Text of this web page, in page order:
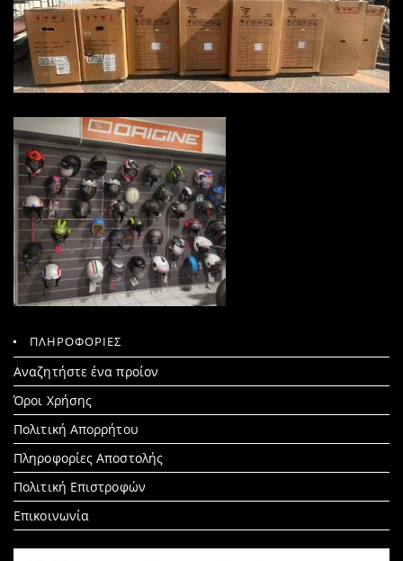
ΠΛΗΡΟΦΟΡΙΕΣ
Αναζητήστε ένα προίον
Search
for:
Όροι Χρήσης
Πολιτική Απορρήτου
Πληροφορίες Αποστολής
Πολιτική Επιστροφών
Επικοινωνία